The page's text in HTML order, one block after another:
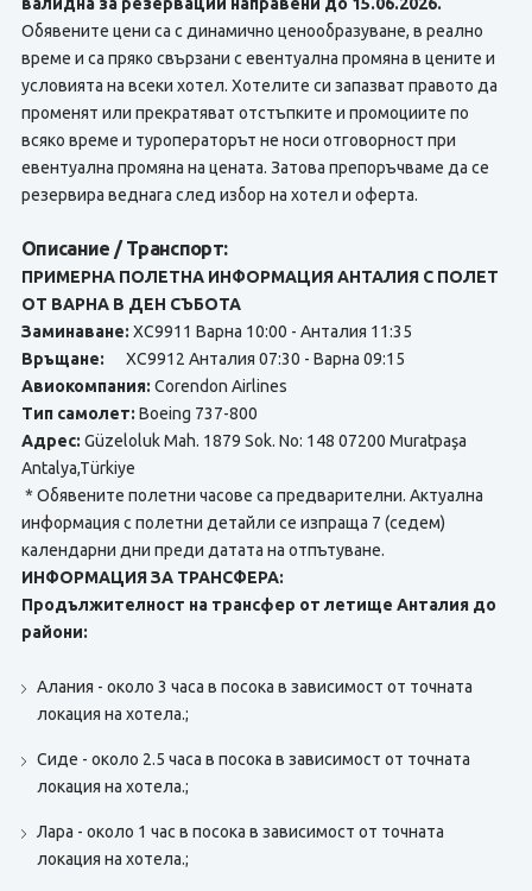
Обявените цени са с динамично ценообразуване, в реално
време и са пряко свързани с евентуална промяна в цените и
условията на всеки хотел. Хотелите си запазват правото да
променят или прекратяват отстъпките и промоциите по
всяко време и туроператорът не носи отговорност при
евентуална промяна на цената. Затова препоръчваме да се
резервира веднага след избор на хотел и оферта.
Описание / Транспорт:
ПРИМЕРНА ПОЛЕТНА ИНФОРМАЦИЯ АНТАЛИЯ С ПОЛЕТ
ОТ ВАРНА В ДЕН СЪБОТА
Заминаване: XC9911 Варна 10:00 - Анталия 11:35
Връщане: XC9912 Анталия 07:30 - Варна 09:15
Авиокомпания: Corendon Airlines
Тип самолет: Boeing 737-800
Адрес: Güzeloluk Mah. 1879 Sok. No: 148 07200 Muratpaşa
Antalya,Türkiye
* Обявените полетни часове са предварителни. Актуална
информация с полетни детайли се изпраща 7 (седем)
календарни дни преди датата на отпътуване.
ИНФОРМАЦИЯ ЗА ТРАНСФЕРА:
Продължителност на трансфер от летище Анталия до
райони:
Алания - около 3 часа в посока в зависимост от точната
локация на хотела.;
Сиде - около 2.5 часа в посока в зависимост от точната
локация на хотела.;
Лара - около 1 час в посока в зависимост от точната
локация на хотела.;